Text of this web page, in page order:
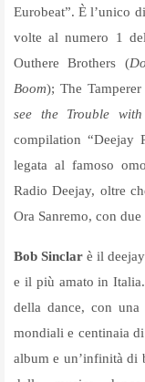
Eurobeat”. È l’unico
volte al numero 1
Outhere Brothers (
Boom); The
see the Trouble
compilation “Deejay
legata al famoso
Radio Deejay, oltre
Ora Sanremo, con
Bob Sinclar è il
e il più amato in
della dance, con una
mondiali e centinaia
album e un’infinità di